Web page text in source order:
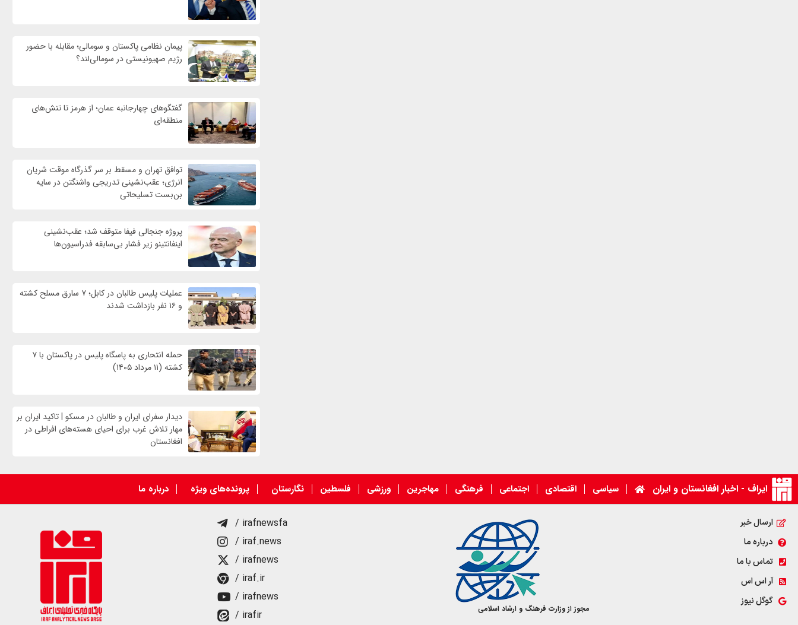
پیمان نظامی پاکستان و سومالی؛ مقابله با حضور
رژيم صهیونیستی در سومالی‌لند؟
گفتگوهای چهارجانبه عمان؛ از هرمز تا تنش‌های
منطقه‌ای
توافق تهران و مسقط بر سر گذرگاه موقت شریان
انرژی؛ عقب‌نشینی تدریجی واشنگتن در سایه
بن‌بست تسلیحاتی
پروژه جنجالی فیفا متوقف شد؛ عقب‌نشینی
اینفانتینو زیر فشار بی‌سابقه فدراسیون‌ها
عملیات پلیس طالبان در کابل؛ ۷ سارق مسلح کشته
و ۱۶ نفر بازداشت شدند
حمله انتحاری به پاسگاه پلیس در پاکستان با ۷
کشته (۱۱ مرداد ۱۴۰۵)
دیدار سفرای ایران و طالبان در مسکو | تاکید ایران بر
مهار تلاش‌ غرب برای احیای هسته‌های افراطی در
افغانستان
ایراف - اخبار افغانستان و ایران سیاسی اقتصادی اجتماعی فرهنگی مهاجرین ورزشی فلسطین نگارستان پرونده‌های ویژه درباره ما
ارسال خبر
درباره ما
تماس با ما
آر اس اس
گوگل نیوز
مجوز از وزارت فرهنگ و ارشاد اسلامی
/ irafnewsfa
/ iraf.news
/ irafnews
/ iraf.ir
/ irafnews
/ irafir